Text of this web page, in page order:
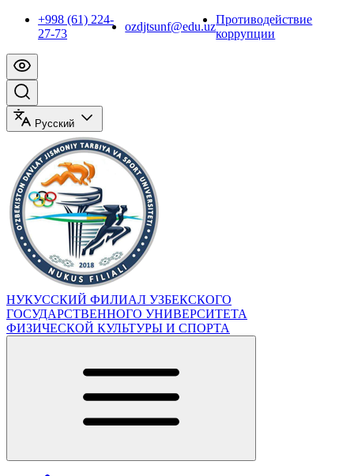
+998 (61) 224-
27-73
ozdjtsunf@edu.uz
Противодействие
коррупции
Русский
НУКУССКИЙ ФИЛИАЛ УЗБЕКСКОГО
ГОСУДАРСТВЕННОГО УНИВЕРСИТЕТА
ФИЗИЧЕСКОЙ КУЛЬТУРЫ И СПОРТА